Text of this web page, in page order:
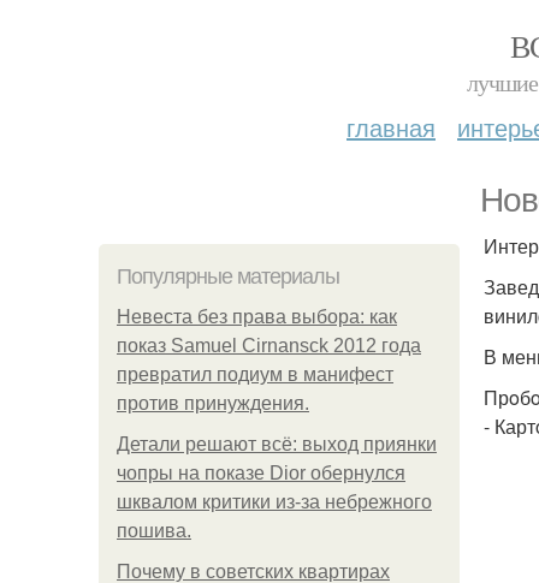
лучшие
главная
Популярные материалы
Невеста без права выбора: как
показ Samuel Cirnansck 2012 года
превратил подиум в манифест
против принуждения.
Детали решают всё: выход приянки
чопры на показе Dior обернулся
шквалом критики из-за небрежного
пошива.
Почему в советских квартирах
В
-